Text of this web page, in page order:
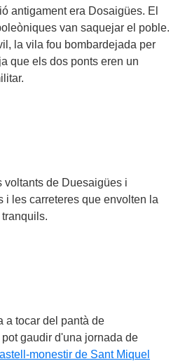
antigament era Dosaigües. El
van saquejar el poble.
la vila fou bombardejada per
que els dos ponts eren un
voltants de Duesaigües i
i les carreteres que envolten la
a tocar del pantà de
pot gaudir d'una jornada de
monestir de Sant Miquel